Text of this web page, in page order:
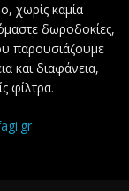
χωρίς καμία
δωροδοκίες,
παρουσιάζουμε
και διαφάνεια,
φίλτρα.